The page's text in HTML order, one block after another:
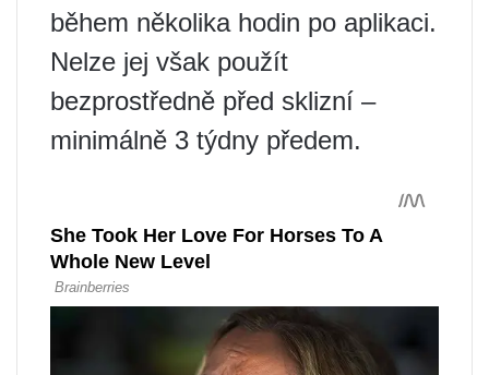
během několika hodin po aplikaci.
Nelze jej však použít
bezprostředně před sklizní –
minimálně 3 týdny předem.